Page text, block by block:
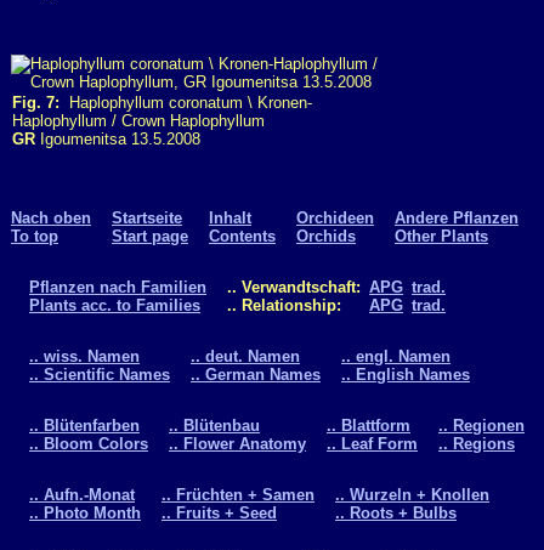
Fig. 7: Haplophyllum coronatum \ Kronen-
Haplophyllum / Crown Haplophyllum
GR Igoumenitsa 13.5.2008
Nach oben
To top
Startseite
Start page
Inhalt
Contents
Orchideen
Orchids
Andere Pflanzen
Other Plants
Pflanzen nach Familien
Plants acc. to Families
.. Verwandtschaft:
.. Relationship:
APG
APG
trad.
trad.
.. wiss. Namen
.. Scientific Names
.. deut. Namen
.. German Names
.. engl. Namen
.. English Names
.. Blütenfarben
.. Bloom Colors
.. Blütenbau
.. Flower Anatomy
.. Blattform
.. Leaf Form
.. Regionen
.. Regions
.. Aufn.-Monat
.. Photo Month
.. Früchten + Samen
.. Fruits + Seed
.. Wurzeln + Knollen
.. Roots + Bulbs